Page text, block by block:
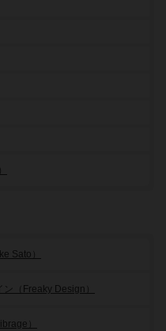
Sato）
（Freaky Design）
）